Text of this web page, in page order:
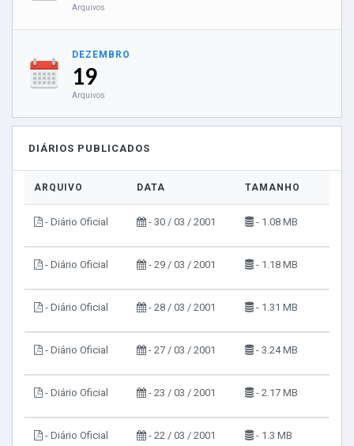
Arquivos
DEZEMBRO
19
Arquivos
DIÁRIOS PUBLICADOS
ARQUIVO DATA TAMANHO
- Diário Oficial - 30 / 03 / 2001 - 1.08 MB
- Diário Oficial - 29 / 03 / 2001 - 1.18 MB
- Diário Oficial - 28 / 03 / 2001 - 1.31 MB
- Diário Oficial - 27 / 03 / 2001 - 3.24 MB
- Diário Oficial - 23 / 03 / 2001 - 2.17 MB
- Diário Oficial - 22 / 03 / 2001 - 1.3 MB